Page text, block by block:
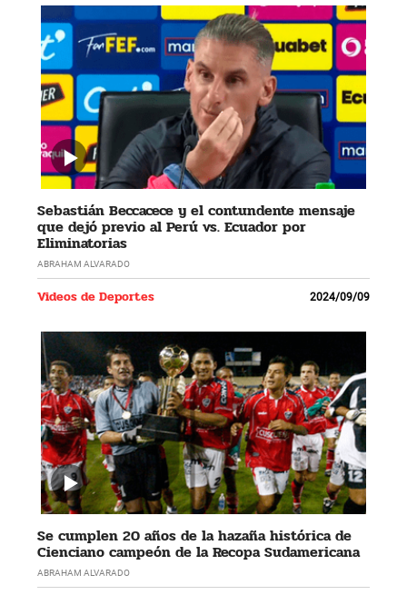
Sebastián Beccacece y el contundente mensaje
que dejó previo al Perú vs. Ecuador por
Eliminatorias
ABRAHAM ALVARADO
Videos de Deportes 2024/09/09
Se cumplen 20 años de la hazaña histórica de
Cienciano campeón de la Recopa Sudamericana
ABRAHAM ALVARADO